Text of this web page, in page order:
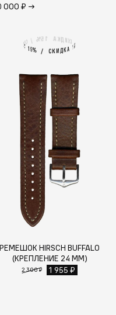
000 ₽ →
СКИДКА 15%
С
К
И
Д
К
А
1
5
%
/
С
К
ИА 15% /
РЕМЕШОК HIRSCH BUFFALO
(КРЕПЛЕНИЕ 24 ММ)
2 300 ₽ 1 955 ₽